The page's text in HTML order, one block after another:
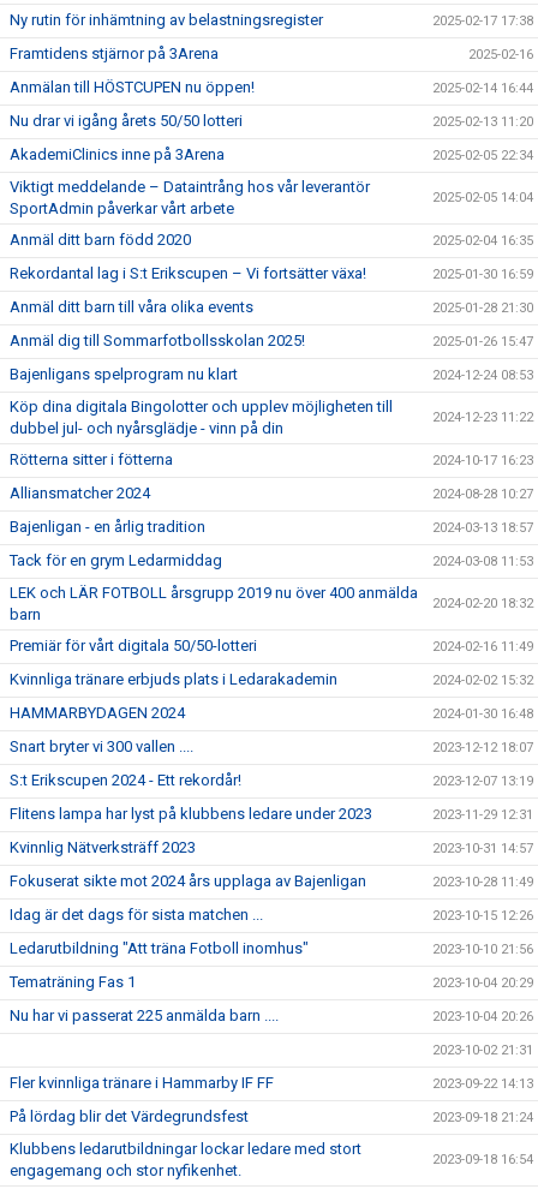
Ny rutin för inhämtning av belastningsregister 2025-02-17 17:38
Framtidens stjärnor på 3Arena 2025-02-16
Anmälan till HÖSTCUPEN nu öppen! 2025-02-14 16:44
Nu drar vi igång årets 50/50 lotteri 2025-02-13 11:20
AkademiClinics inne på 3Arena 2025-02-05 22:34
Viktigt meddelande – Dataintrång hos vår leverantör
SportAdmin påverkar vårt arbete
2025-02-05 14:04
Anmäl ditt barn född 2020 2025-02-04 16:35
Rekordantal lag i S:t Erikscupen – Vi fortsätter växa! 2025-01-30 16:59
Anmäl ditt barn till våra olika events 2025-01-28 21:30
Anmäl dig till Sommarfotbollsskolan 2025! 2025-01-26 15:47
Bajenligans spelprogram nu klart 2024-12-24 08:53
Köp dina digitala Bingolotter och upplev möjligheten till
dubbel jul- och nyårsglädje - vinn på din
2024-12-23 11:22
Rötterna sitter i fötterna 2024-10-17 16:23
Alliansmatcher 2024 2024-08-28 10:27
Bajenligan - en årlig tradition 2024-03-13 18:57
Tack för en grym Ledarmiddag 2024-03-08 11:53
LEK och LÄR FOTBOLL årsgrupp 2019 nu över 400 anmälda
barn
2024-02-20 18:32
Premiär för vårt digitala 50/50-lotteri 2024-02-16 11:49
Kvinnliga tränare erbjuds plats i Ledarakademin 2024-02-02 15:32
HAMMARBYDAGEN 2024 2024-01-30 16:48
Snart bryter vi 300 vallen .... 2023-12-12 18:07
S:t Erikscupen 2024 - Ett rekordår! 2023-12-07 13:19
Flitens lampa har lyst på klubbens ledare under 2023 2023-11-29 12:31
Kvinnlig Nätverksträff 2023 2023-10-31 14:57
Fokuserat sikte mot 2024 års upplaga av Bajenligan 2023-10-28 11:49
Idag är det dags för sista matchen ... 2023-10-15 12:26
Ledarutbildning "Att träna Fotboll inomhus" 2023-10-10 21:56
Tematräning Fas 1 2023-10-04 20:29
Nu har vi passerat 225 anmälda barn .... 2023-10-04 20:26
2023-10-02 21:31
Fler kvinnliga tränare i Hammarby IF FF 2023-09-22 14:13
På lördag blir det Värdegrundsfest 2023-09-18 21:24
Klubbens ledarutbildningar lockar ledare med stort
engagemang och stor nyfikenhet.
2023-09-18 16:54